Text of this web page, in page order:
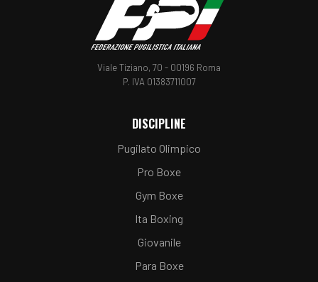
Viale Tiziano, 70 - 00196 Roma
P. IVA 01383711007
DISCIPLINE
Pugilato Olimpico
Pro Boxe
Gym Boxe
Ita Boxing
Giovanile
Para Boxe